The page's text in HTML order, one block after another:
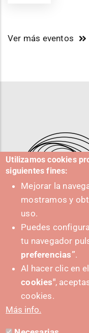
Ver más eventos
IMPULSA
Utilizamos cookies
siguientes fines:
Mejorar la
mostramos y
uso.
Puedes
tu navegador
preferencias”.
Al hacer clic en
cookies",
cookies.
Más info.